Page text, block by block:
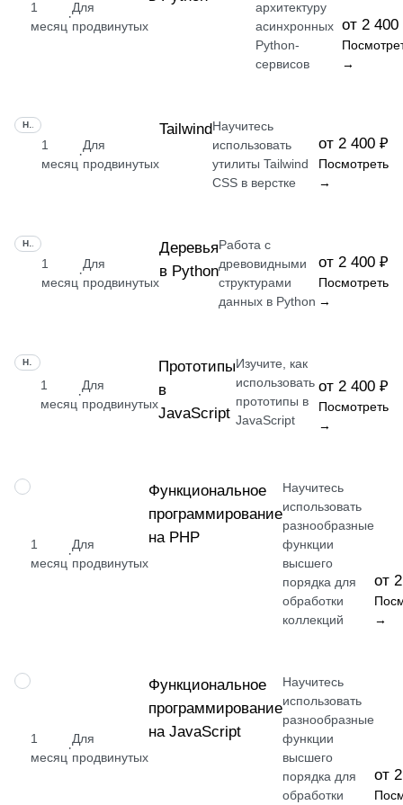
1
месяц
·
Для
продвинутых
архитектуру
асинхронных
Python-
сервисов
от 2 400
→
1
месяц
·
Для
продвинутых
TailwindНаучитесь
использовать
утилиты Tailwind
CSS в верстке
от 2 400 ₽
Посмотреть
→
1
месяц
·
Для
продвинутых
Деревья
в Python
Работа с
древовидными
структурами
данных в Python
от 2 400 ₽
Посмотреть
→
1
месяц
·
Для
продвинутых
Прототипы
в
JavaScript
Изучите, как
использовать
прототипы в
JavaScript
от 2 400 ₽
Посмотреть
→
НАВЫК
1
месяц
·
Для
продвинутых
Функциональное
программирование
на PHP
Научитесь
использовать
разнообразные
функции
высшего
порядка для
обработки
коллекций
от
→
НАВЫК
1
месяц
·
Для
продвинутых
Функциональное
программирование
на JavaScript
Научитесь
использовать
разнообразные
функции
высшего
порядка для
обработки
от